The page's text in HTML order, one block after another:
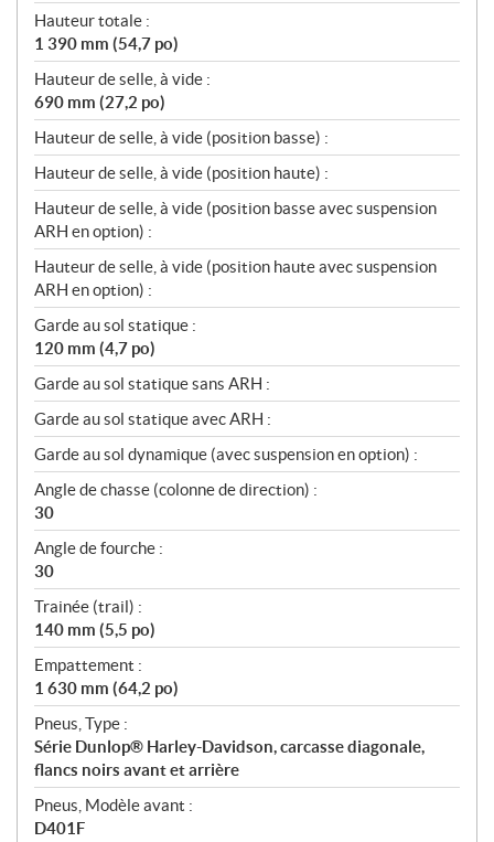
Hauteur totale :
1 390 mm (54,7 po)
Hauteur de selle, à vide :
690 mm (27,2 po)
Hauteur de selle, à vide (position basse) :
Hauteur de selle, à vide (position haute) :
Hauteur de selle, à vide (position basse avec suspension
ARH en option) :
Hauteur de selle, à vide (position haute avec suspension
ARH en option) :
Garde au sol statique :
120 mm (4,7 po)
Garde au sol statique sans ARH :
Garde au sol statique avec ARH :
Garde au sol dynamique (avec suspension en option) :
Angle de chasse (colonne de direction) :
30
Angle de fourche :
30
Trainée (trail) :
140 mm (5,5 po)
Empattement :
1 630 mm (64,2 po)
Pneus, Type :
Série Dunlop® Harley-Davidson, carcasse diagonale,
flancs noirs avant et arrière
Pneus, Modèle avant :
D401F